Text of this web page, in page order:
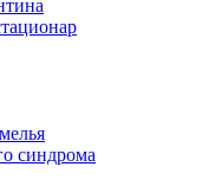
синдрома